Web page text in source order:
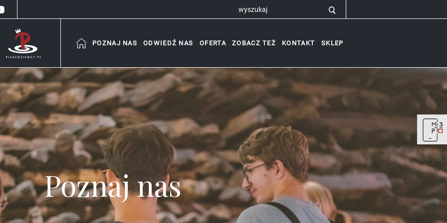
POZNAJ NAS ODWIEDŹ NAS OFERTA ZOBACZ TEŻ KONTAKT SKLEP
Poznaj nas